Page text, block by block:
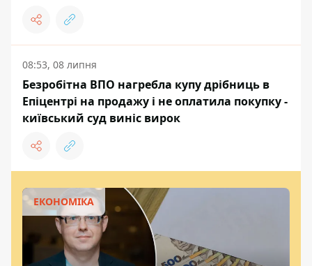
08:53, 08 липня
Безробітна ВПО нагребла купу дрібниць в
Епіцентрі на продажу і не оплатила покупку -
київський суд виніс вирок
ЕКОНОМІКА